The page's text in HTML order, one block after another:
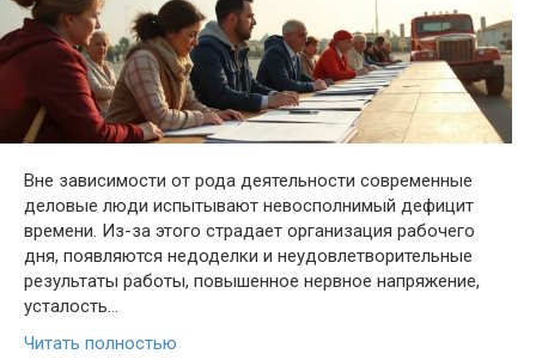
Вне зависимости от рода деятельности современные
деловые люди испытывают невосполнимый дефицит
времени. Из-за этого страдает организация рабочего
дня, появляются недоделки и неудовлетворительные
результаты работы, повышенное нервное напряжение,
усталость…
Читать полностью